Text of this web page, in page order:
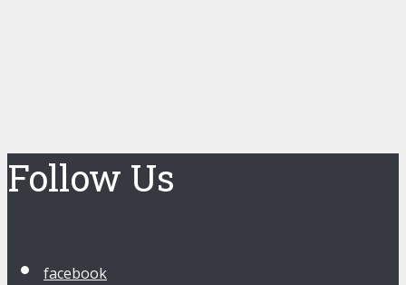
Follow Us
facebook